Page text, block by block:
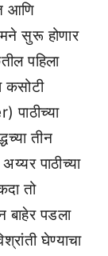
आणि
सुरू होणार
पहिला
कसोटी
तीन
पाठीच्या
तो
बाहेर पडला
घेण्याचा